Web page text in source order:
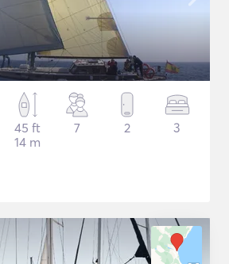
45 ft
14 m
7 2 3